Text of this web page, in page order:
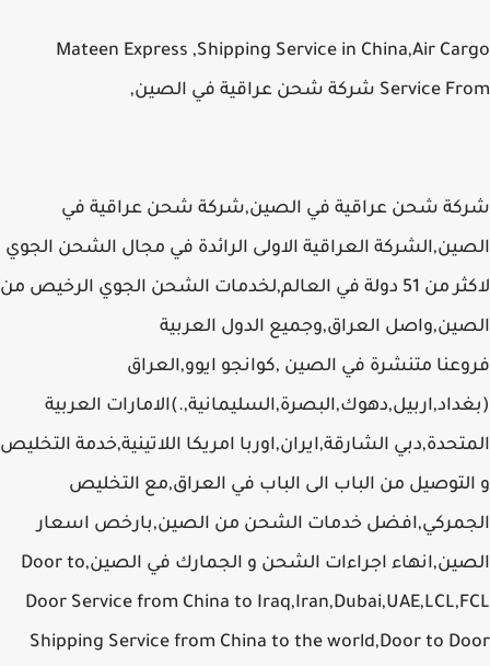
Mateen Express ,Shipping Service in China,Air Cargo
Service From شركة شحن عراقية في الصين,
شركة شحن عراقية في الصين,شركة شحن عراقية في
الصين,الشركة العراقية الاولى الرائدة في مجال الشحن الجوي
لاكثر من 51 دولة في العالم,لخدمات الشحن الجوي الرخيص من
الصين,واصل العراق,وجميع الدول العربية
فروعنا متنشرة في الصين ,كوانجو ايوو,العراق
(بغداد,اربيل,دهوك,البصرة,السليمانية,.)الامارات العربية
المتحدة,دبي الشارقة,ايران,اوربا امريكا اللاتينية,خدمة التخليص
و التوصيل من الباب الى الباب في العراق,مع التخليص
الجمركي,افضل خدمات الشحن من الصين,بارخص اسعار
الصين,انهاء اجراءات الشحن و الجمارك في الصين,Door to
Door Service from China to Iraq,Iran,Dubai,UAE,LCL,FCL
Shipping Service from China to the world,Door to Door